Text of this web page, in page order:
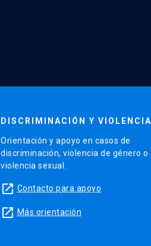
DISCRIMINACIÓN Y VIOLENCIA
Orientación y apoyo en casos de
discriminación, violencia de género o
violencia sexual.
launch Contacto para apoyo
launch Más orientación